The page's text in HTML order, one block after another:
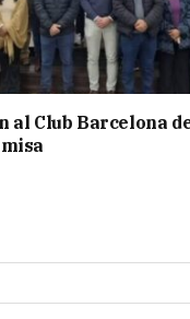
Club Barcelona